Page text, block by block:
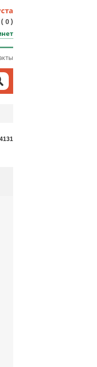
( 0 )